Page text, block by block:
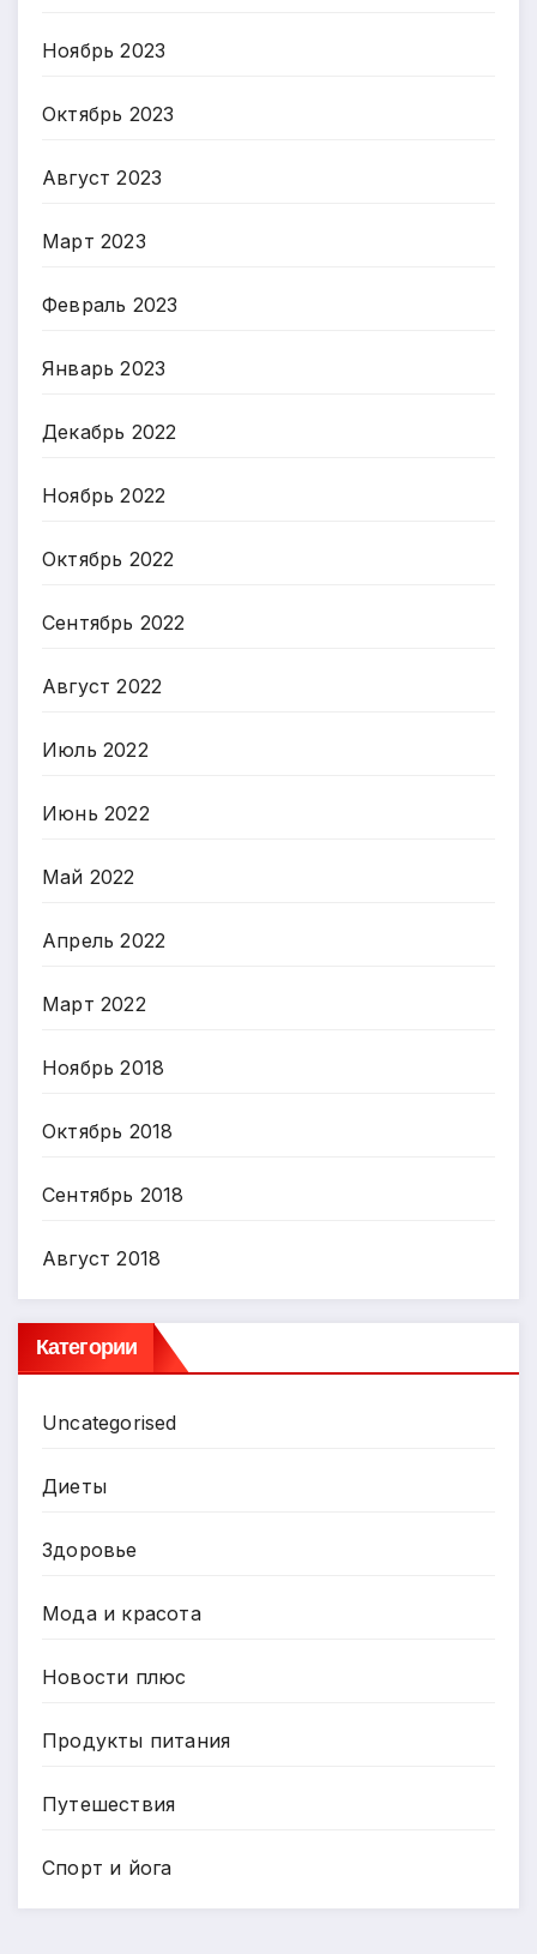
Ноябрь 2023
Октябрь 2023
Август 2023
Март 2023
Февраль 2023
Январь 2023
Декабрь 2022
Ноябрь 2022
Октябрь 2022
Сентябрь 2022
Август 2022
Июль 2022
Июнь 2022
Май 2022
Апрель 2022
Март 2022
Ноябрь 2018
Октябрь 2018
Сентябрь 2018
Август 2018
Категории
Uncategorised
Диеты
Здоровье
Мода и красота
Новости плюс
Продукты питания
Путешествия
Спорт и йога